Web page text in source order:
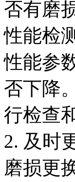
否有磨
性能检
性能参
否下降
行检查
2. 及时
磨损更